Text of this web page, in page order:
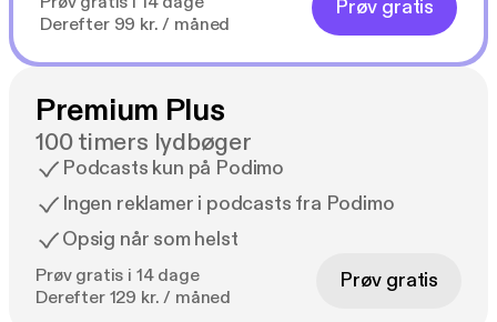
Derefter 99 kr. / måned
Prøv gratis
Premium Plus
100 timers lydbøger
Podcasts kun på Podimo
Ingen reklamer i podcasts fra Podimo
Opsig når som helst
Prøv gratis i 14 dage
Derefter 129 kr. / måned
Prøv gratis